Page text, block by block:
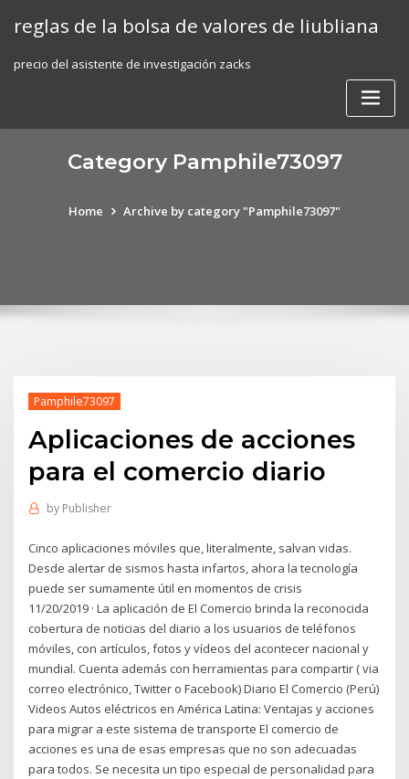
reglas de la bolsa de valores de liubliana
precio del asistente de investigación zacks
Category Pamphile73097
Home Archive by category "Pamphile73097"
Pamphile73097
Aplicaciones de acciones
para el comercio diario
by Publisher
Cinco aplicaciones móviles que, literalmente, salvan vidas.
Desde alertar de sismos hasta infartos, ahora la tecnología
puede ser sumamente útil en momentos de crisis
11/20/2019 · La aplicación de El Comercio brinda la reconocida
cobertura de noticias del diario a los usuarios de teléfonos
móviles, con artículos, fotos y vídeos del acontecer nacional y
mundial. Cuenta además con herramientas para compartir ( via
correo electrónico, Twitter o Facebook) Diario El Comercio (Perú)
Videos Autos eléctricos en América Latina: Ventajas y acciones
para migrar a este sistema de transporte El comercio de
acciones es una de esas empresas que no son adecuadas
para todos. Se necesita un tipo especial de personalidad para